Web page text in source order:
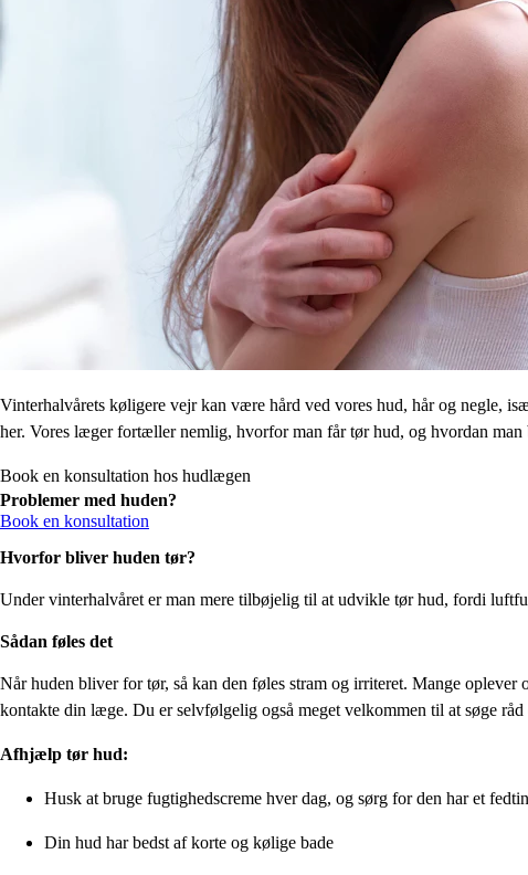
Vinterhalvårets køligere vejr kan være hård ved vores hud, hår og negle,
her. Vores læger fortæller nemlig, hvorfor man får tør hud, og hvordan man
Book en konsultation hos hudlægen
Problemer med huden?
Book en konsultation
Hvorfor bliver huden tør?
Under vinterhalvåret er man mere tilbøjelig til at udvikle tør hud, fordi
Sådan føles det
Når huden bliver for tør, så kan den føles stram og irriteret. Mange
kontakte din læge. Du er selvfølgelig også meget velkommen til at søge
Afhjælp tør hud:
Husk at bruge fugtighedscreme hver dag, og sørg for den har et
Din hud har bedst af korte og kølige bade